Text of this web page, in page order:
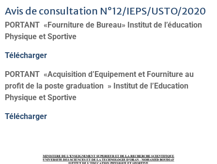
Avis de consultation N°12/IEPS/USTO/2020
PORTANT «Fourniture de Bureau» Institut de l’éducation
Physique et Sportive
Télécharger
PORTANT «Acquisition d’Equipement et Fourniture au
profit de la poste graduation » Institut de l’Education
Physique et Sportive
Télécharger